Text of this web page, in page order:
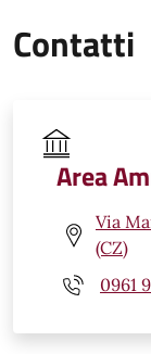
Contatti
Area
Via
(CZ)
0961